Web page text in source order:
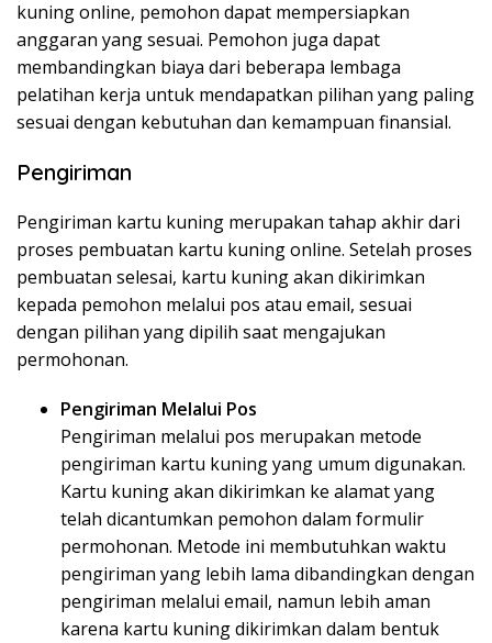
kuning online, pemohon dapat mempersiapkan
anggaran yang sesuai. Pemohon juga dapat
membandingkan biaya dari beberapa lembaga
pelatihan kerja untuk mendapatkan pilihan yang paling
sesuai dengan kebutuhan dan kemampuan finansial.
Pengiriman
Pengiriman kartu kuning merupakan tahap akhir dari
proses pembuatan kartu kuning online. Setelah proses
pembuatan selesai, kartu kuning akan dikirimkan
kepada pemohon melalui pos atau email, sesuai
dengan pilihan yang dipilih saat mengajukan
permohonan.
Pengiriman Melalui Pos
Pengiriman melalui pos merupakan metode
pengiriman kartu kuning yang umum digunakan.
Kartu kuning akan dikirimkan ke alamat yang
telah dicantumkan pemohon dalam formulir
permohonan. Metode ini membutuhkan waktu
pengiriman yang lebih lama dibandingkan dengan
pengiriman melalui email, namun lebih aman
karena kartu kuning dikirimkan dalam bentuk